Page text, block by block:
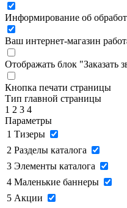
Информирование об
Ваш интернет-магазин
Отображать блок "Заказать
Кнопка печати страницы
Тип главной страницы
1 2 3 4
Параметры
1 Тизеры
2 Разделы каталога
3 Элементы каталога
4 Маленькие баннеры
5 Акции